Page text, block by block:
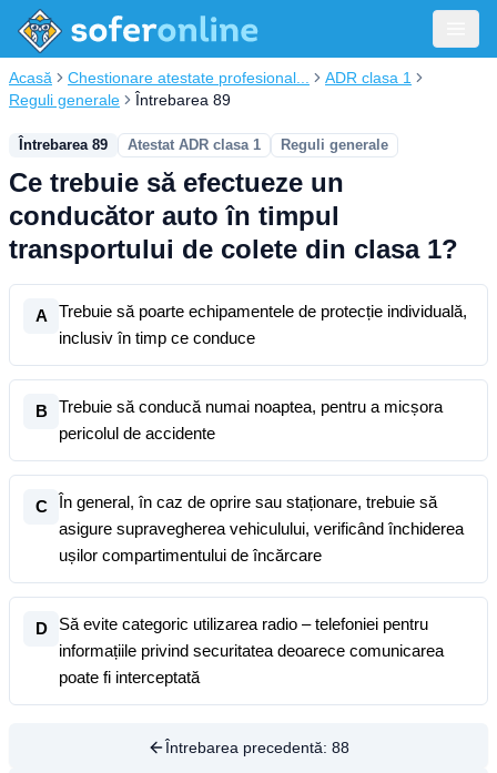
Acasă Chestionare atestate profesional...
ADR clasa 1
Reguli generale
Întrebarea 89
Întrebarea 89 Atestat ADR clasa 1 Reguli generale
Ce trebuie să efectueze un
conducător auto în timpul
transportului de colete din clasa 1?
A
Trebuie să poarte echipamentele de protecție individuală,
inclusiv în timp ce conduce
B
Trebuie să conducă numai noaptea, pentru a micșora
pericolul de accidente
C
În general, în caz de oprire sau staționare, trebuie să
asigure supravegherea vehiculului, verificând închiderea
ușilor compartimentului de încărcare
D
Să evite categoric utilizarea radio – telefoniei pentru
informațiile privind securitatea deoarece comunicarea
poate fi interceptată
Întrebarea precedentă: 88